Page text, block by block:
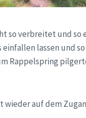
so verbreitet und so
lassen und
Rappelspring
auf dem